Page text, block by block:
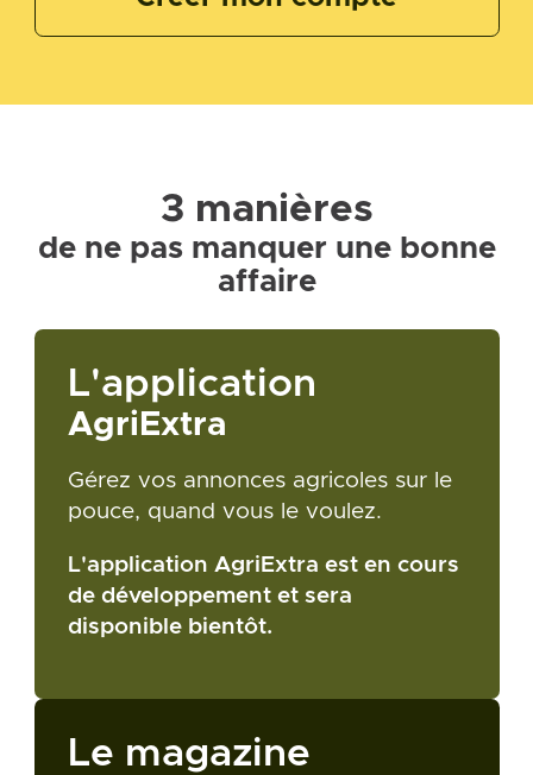
3 manières
de ne pas manquer une bonne
affaire
L'application
AgriExtra
Gérez vos annonces agricoles sur le
pouce, quand vous le voulez.
L'application AgriExtra est en cours
de développement et sera
disponible bientôt.
Le magazine